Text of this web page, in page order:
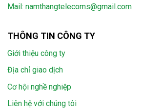
Mail: namthangtelecoms@gmail.com
THÔNG TIN CÔNG TY
Giới thiệu công ty
Địa chỉ giao dịch
Cơ hội nghề nghiệp
Liên hệ với chúng tôi